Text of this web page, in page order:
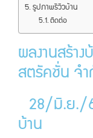
รูปภาพรีวิวบ้าน
ติดต่อ
ผลงานสร้า
สตรัคชั่น จ
28/มิ.ย./
บ้าน